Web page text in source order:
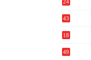
24
43
18
49